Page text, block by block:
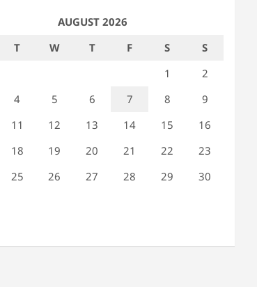
AUGUST 2026
T W T F S
S
1
2
4 5 6 7 8
9
11 12 13 14 15
16
18 19 20 21 22
23
25 26 27 28 29
30